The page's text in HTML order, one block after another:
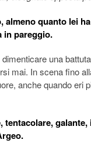
almeno quanto lei
in pareggio.
una
mai. In scena fino
anche quando eri